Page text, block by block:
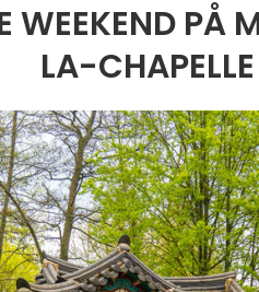
WEEKEND PÅ
LA-